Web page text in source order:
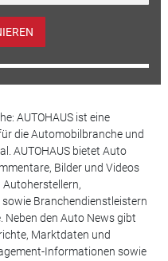
AUTOHAUS ist eine
die Automobilbranche und
AUTOHAUS bietet Auto
Bilder und Videos
Branchendienstleistern
den Auto News gibt
Marktdaten und
Informationen sowie